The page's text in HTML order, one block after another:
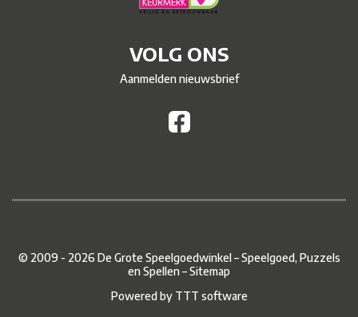
VOLG ONS
Aanmelden nieuwsbrief
© 2009 - 2026 De Grote Speelgoedwinkel – Speelgoed, Puzzels
en Spellen –Sitemap
Powered by TTT software